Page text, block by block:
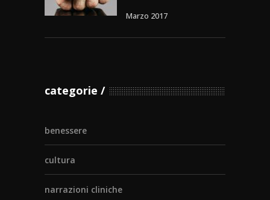
Marzo 2017
categorie
benessere
cultura
narrazioni cliniche